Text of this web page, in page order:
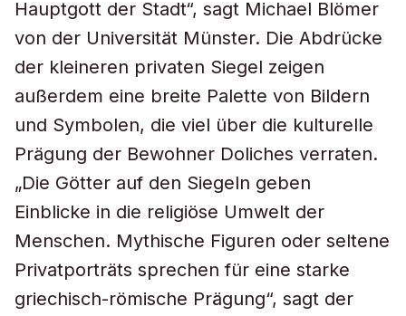
Hauptgott der Stadt“, sagt Michael Blömer
von der Universität Münster. Die Abdrücke
der kleineren privaten Siegel zeigen
außerdem eine breite Palette von Bildern
und Symbolen, die viel über die kulturelle
Prägung der Bewohner Doliches verraten.
„Die Götter auf den Siegeln geben
Einblicke in die religiöse Umwelt der
Menschen. Mythische Figuren oder seltene
Privatporträts sprechen für eine starke
griechisch-römische Prägung“, sagt der